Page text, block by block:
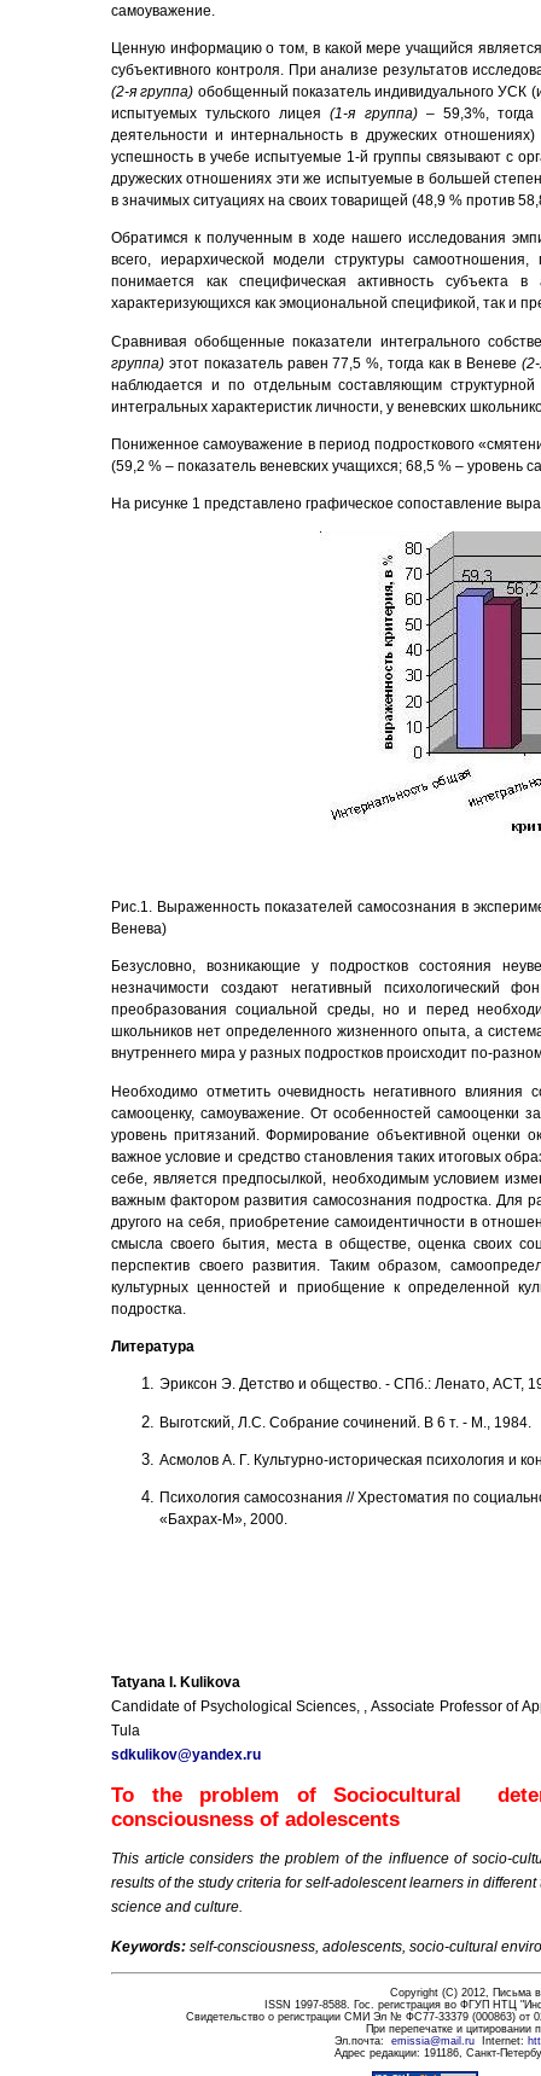
самоуважение.
Ценную информацию о том, в какой мере учащийся
субъективного контроля. При анализе результатов
(2-я группа) обобщенный показатель индивидуального УСК
испытуемых тульского лицея(1-я группа) – 59,3%, тогда
деятельности и интернальность в дружеских
успешность в учебе испытуемые 1-й группы связывают с
дружеских отношениях эти же испытуемые в большей
в значимых ситуациях на своих товарищей (48,9 % против
Обратимся к полученным в ходе нашего исследования
всего, иерархической модели структуры
понимается как специфическая активность субъекта
характеризующихся как эмоциональной спецификой, так и
Сравнивая обобщенные показатели интегрального
группа) этот показатель равен 77,5 %, тогда как в Веневе
наблюдается и по отдельным составляющим
интегральных характеристик личности, у веневских
Пониженное самоуважение в период подросткового
(59,2 % – показатель веневских учащихся; 68,5 % – уровень
На рисунке 1 представлено графическое сопоставление
Рис.1. Выраженность показателей самосознания в
Венева)
Безусловно, возникающие у подростков состояния
незначимости создают негативный психологический
преобразования социальной среды, но и перед
школьников нет определенного жизненного опыта, а
внутреннего мира у разных подростков происходит по-
Необходимо отметить очевидность негативного
самооценку, самоуважение. От особенностей самооценки
уровень притязаний. Формирование объективной оценки
важное условие и средство становления таких итоговых
себе, является предпосылкой, необходимым условием
важным фактором развития самосознания подростка. Для
другого на себя, приобретение самоидентичности в
смысла своего бытия, места в обществе, оценка своих
перспектив своего развития. Таким образом,
культурных ценностей и приобщение к определенной
подростка.
Литература
Эриксон Э. Детство и общество. - СПб.: Ленато, АСТ,
Выготский, Л.С. Собрание сочинений. В 6 т. - М., 1984.
Асмолов А. Г. Культурно-историческая психология и
Психология самосознания // Хрестоматия по
«Бахрах-М», 2000.
Tatyana I. Kulikova
Candidate of Psychological Sciences, , Associate Professor of
Tula
sdkulikov@yandex.ru
To the problem of Sociocultural
consciousness of adolescents
This article considers the problem of the influence of socio-
results of the study criteria for self-adolescent learners in
science and culture.
Keywords: self-consciousness, adolescents, socio-cultural
Copyright (C) 2012, Письма
ISSN 1997-8588. Гос. регистрация во ФГУП НТЦ
Свидетельство о регистрации СМИ Эл № ФС77-33379 (000863) от
При перепечатке и
Эл.почта: emissia@mail.ru Internet:
Адрес редакции: 191186, Санкт-